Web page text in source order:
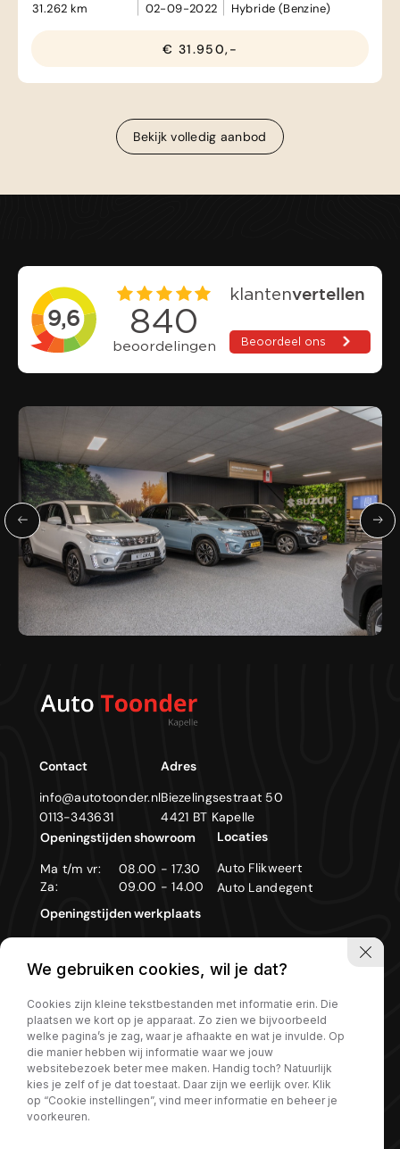
31.262 km
02-09-2022
Hybride (Benzine)
€ 31.950,-
Bekijk volledig aanbod
Contact
info@autotoonder.nl
0113-343631
Adres
Biezelingsestraat 50
4421 BT Kapelle
Openingstijden showroom
Ma t/m vr:
08.00 - 17.30
Za:
09.00 - 14.00
Openingstijden werkplaats
Zon- en feestdagen gesloten
Locaties
Auto Flikweert
Auto Landegent
Privacy policy
We gebruiken cookies, wil je dat?
Cookies zijn kleine tekstbestanden met informatie erin. Die
plaatsen we kort op je apparaat. Zo zien we bijvoorbeeld
welke pagina’s je zag, waar je afhaakte en wat je invulde. Op
die manier hebben wij informatie waar we jouw
websitebezoek beter mee maken. Handig toch? Natuurlijk
kies je zelf of je dat toestaat. Daar zijn we eerlijk over. Klik
op “Cookie instellingen”, vind meer informatie en beheer je
voorkeuren.